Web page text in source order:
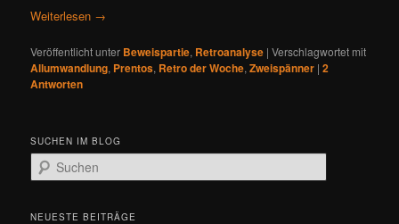
Weiterlesen →
Veröffentlicht unter Beweispartie, Retroanalyse |Verschlagwortet mit
Allumwandlung, Prentos, Retro der Woche,Zweispänner |2
Antworten
SUCHEN IM BLOG
u
h
NEUESTE BEITRÄGE